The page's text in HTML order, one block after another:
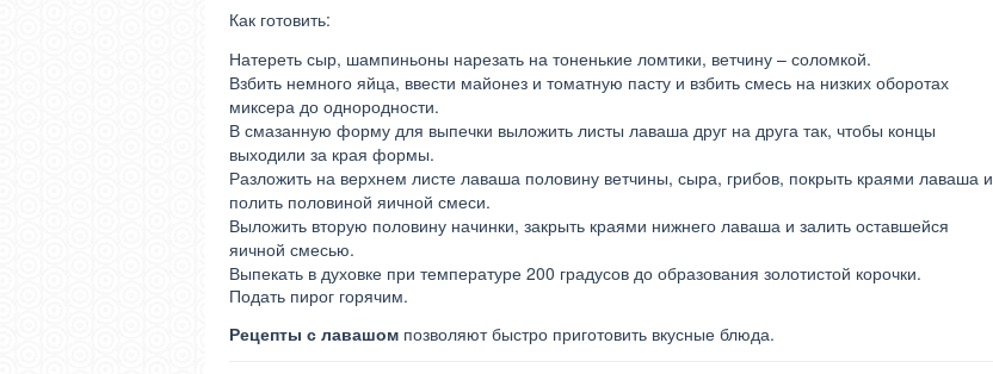
Как готовить:
Натереть сыр, шампиньоны нарезать на тоненькие ломтики, ветчину – соломкой.
Взбить немного яйца, ввести майонез и томатную пасту и взбить смесь на низких оборотах
миксера до однородности.
В смазанную форму для выпечки выложить листы лаваша друг на друга так, чтобы концы
выходили за края формы.
Разложить на верхнем листе лаваша половину ветчины, сыра, грибов, покрыть краями лаваша и
полить половиной яичной смеси.
Выложить вторую половину начинки, закрыть краями нижнего лаваша и залить оставшейся
яичной смесью.
Выпекать в духовке при температуре 200 градусов до образования золотистой корочки.
Подать пирог горячим.
Рецепты с лавашом позволяют быстро приготовить вкусные блюда.